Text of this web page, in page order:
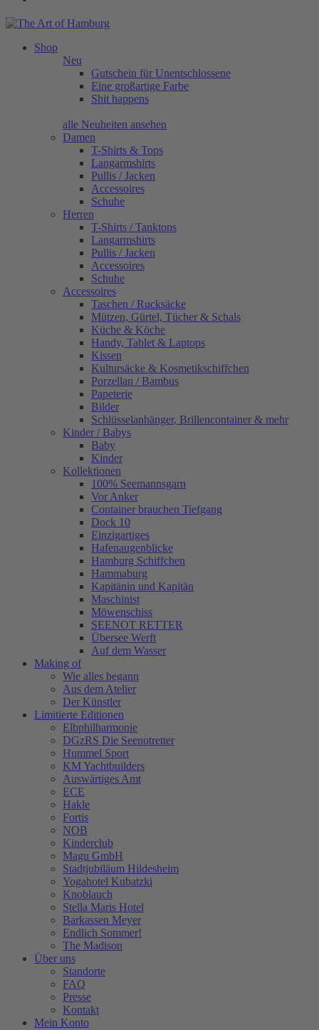
Shop
Neu
Gutschein für Unentschlossene
Eine großartige Farbe
Shit happens
alle Neuheiten ansehen
Damen
T-Shirts & Tops
Langarmshirts
Pullis / Jacken
Accessoires
Schuhe
Herren
T-Shirts / Tanktops
Langarmshirts
Pullis / Jacken
Accessoires
Schuhe
Accessoires
Taschen / Rucksäcke
Mützen, Gürtel, Tücher & Schals
Küche & Köche
Handy, Tablet & Laptops
Kissen
Kultursäcke & Kosmetikschiffchen
Porzellan / Bambus
Papeterie
Bilder
Schlüsselanhänger, Brillencontainer & mehr
Kinder / Babys
Baby
Kinder
Kollektionen
100% Seemannsgarn
Vor Anker
Container brauchen Tiefgang
Dock 10
Einzigartiges
Hafenaugen­blicke
Hamburg Schiffchen
Hammaburg
Kapitänin und Kapitän
Maschinist
Möwenschiss
SEENOT RETTER
Übersee Werft
Auf dem Wasser
Making of
Wie alles begann
Aus dem Atelier
Der Künstler
Limitierte Editionen
Elbphilharmonie
DGzRS Die Seenotretter
Hummel Sport
KM Yachtbuilders
Auswärtiges Amt
ECE
Hakle
Fortis
NOB
Kinderclub
Magu GmbH
Stadtjubiläum Hildesheim
Yogahotel Kubatzki
Knoblauch
Stella Maris Hotel
Barkassen Meyer
Endlich Sommer!
The Madison
Über uns
Standorte
FAQ
Presse
Kontakt
Mein Konto